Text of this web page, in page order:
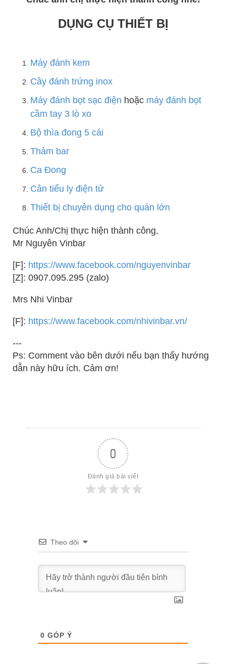
DỤNG CỤ THIẾT BỊ
Máy đánh kem
Cây đánh trứng inox
Máy đánh bọt sạc điện hoặc máy đánh bọt
cầm tay 3 lò xo
Bộ thìa đong 5 cái
Thảm bar
Ca Đong
Cân tiểu ly điện tử
Thiết bị chuyên dụng cho quán lớn
Chúc Anh/Chị thực hiện thành công,
Mr Nguyên Vinbar
[F]: https://www.facebook.com/nguyenvinbar
[Z]: 0907.095.295 (zalo)
Mrs Nhi Vinbar
[F]: https://www.facebook.com/nhivinbar.vn/
---
Ps: Comment vào bên dưới nếu bạn thấy hướng
dẫn này hữu ích. Cảm ơn!
0
Đánh giá bài viết
Theo dõi
0 GÓP Ý